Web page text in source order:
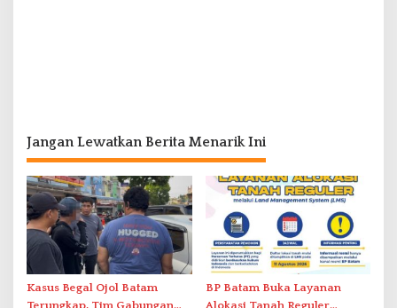
Jangan Lewatkan Berita Menarik Ini
Kasus Begal Ojol Batam
Terungkap, Tim Gabungan
BP Batam Buka Layanan
Alokasi Tanah Reguler